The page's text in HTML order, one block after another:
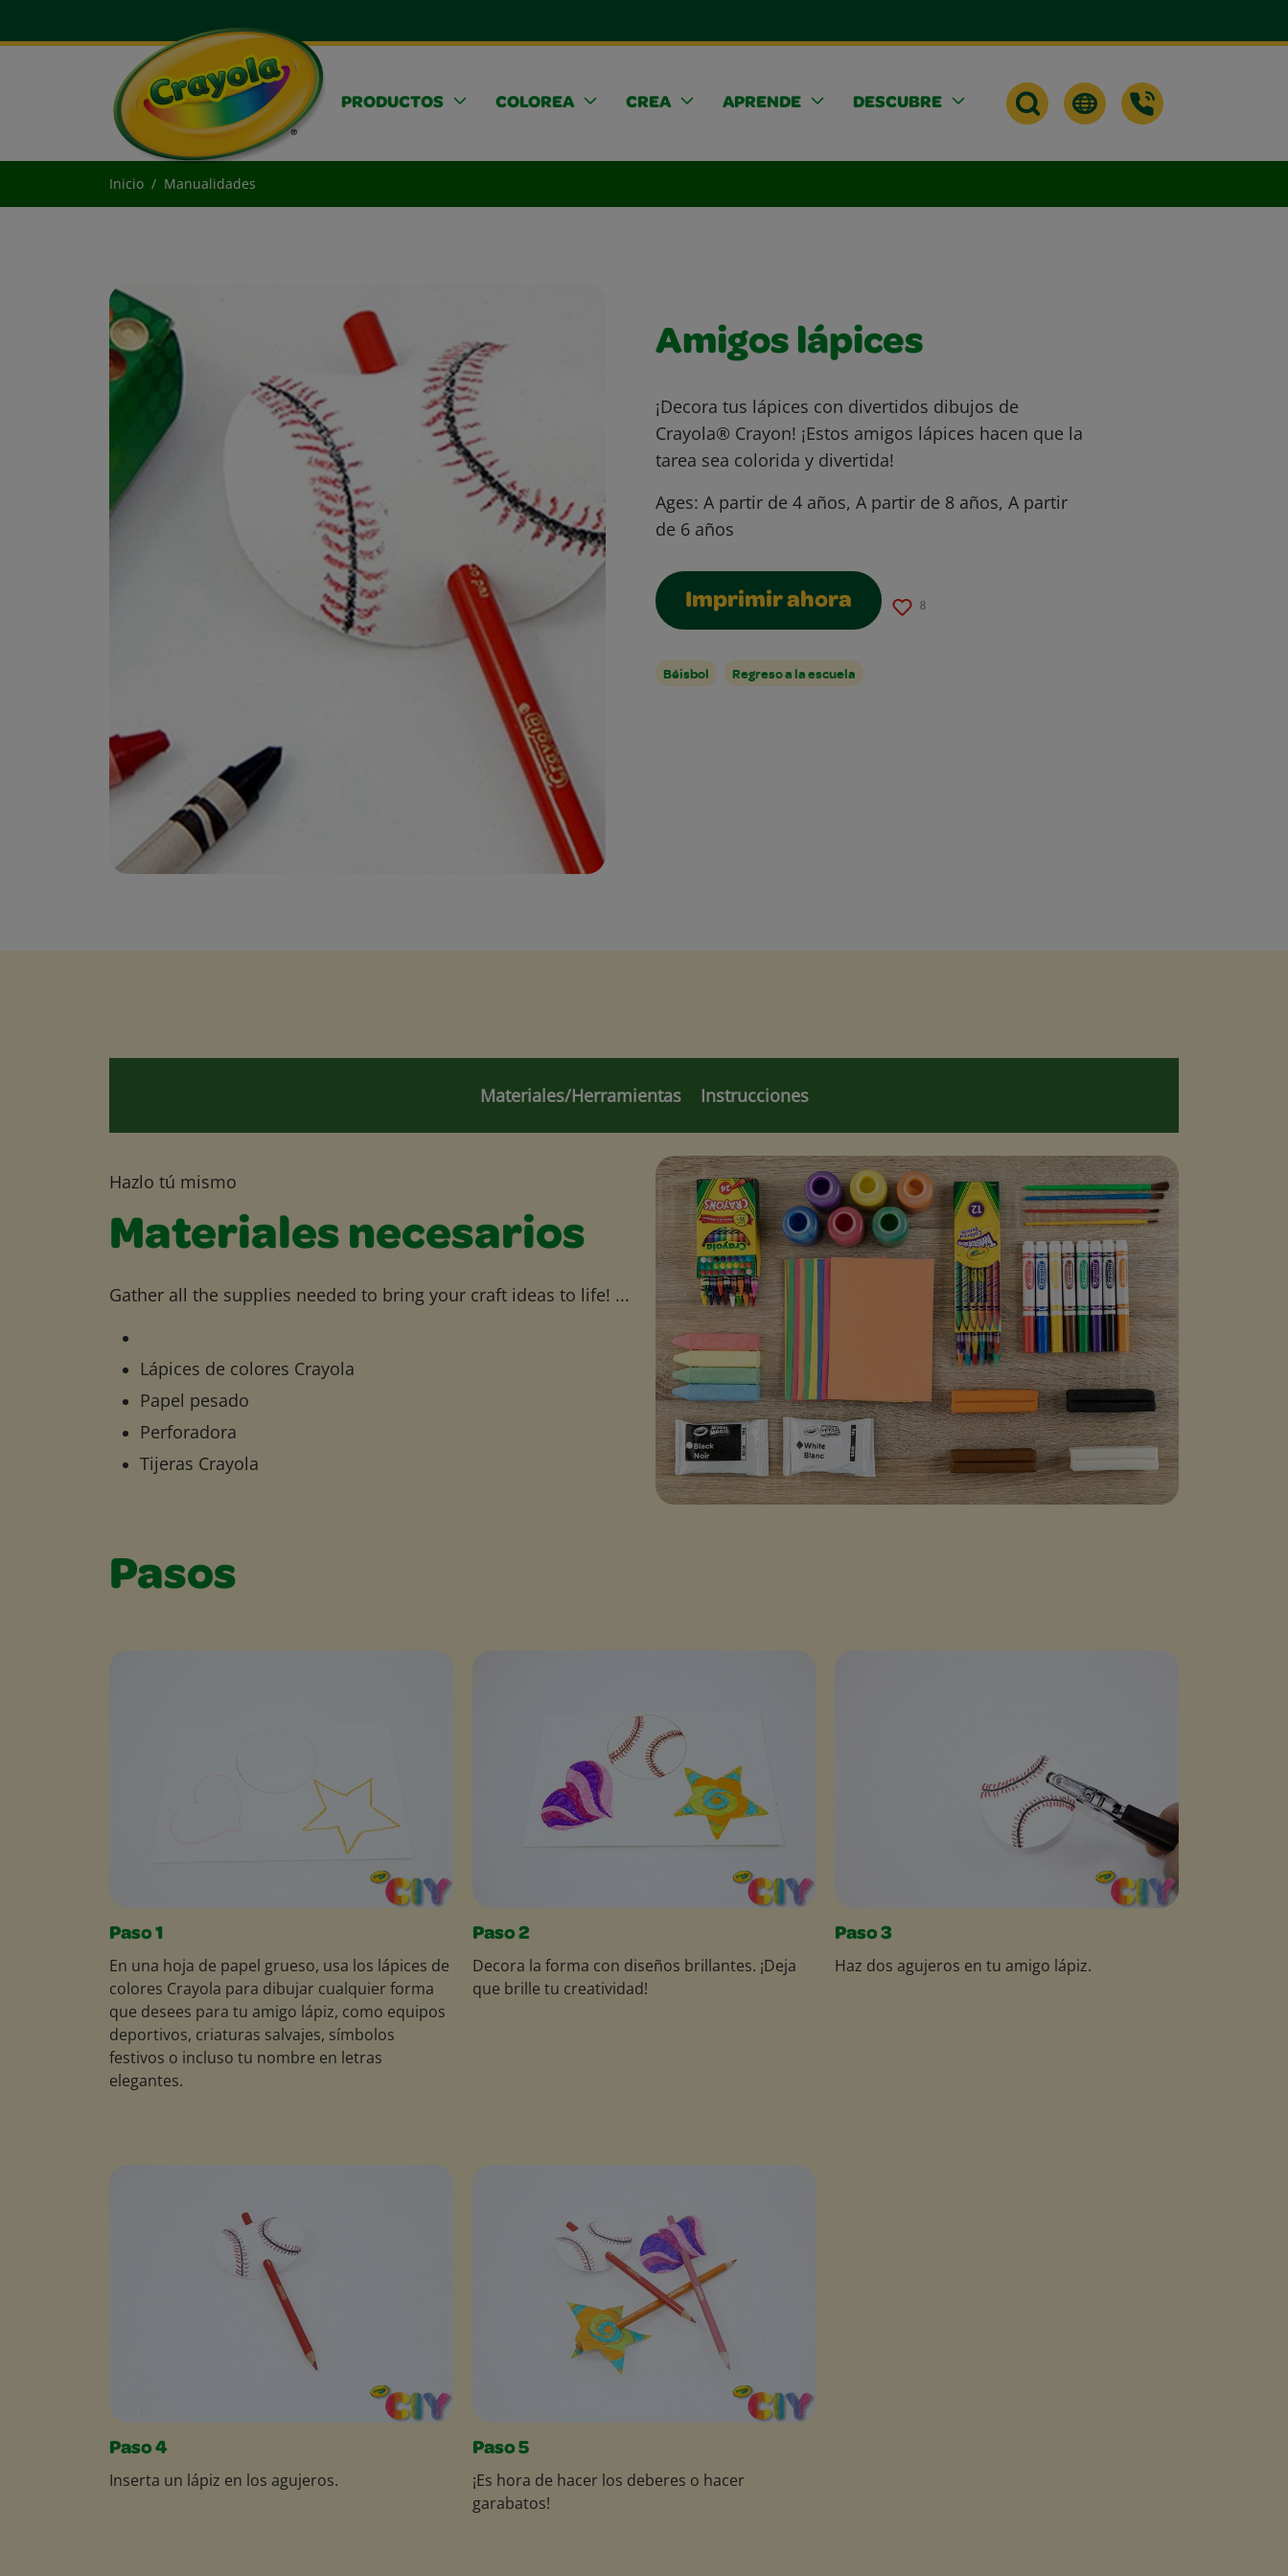
PRODUCTOS COLOREA CREA APRENDE DESCUBRE
Inicio Manualidades
Amigos lápices
¡Decora tus lápices con divertidos dibujos de
Crayola® Crayon! ¡Estos amigos lápices hacen que la
tarea sea colorida y divertida!
Ages: A partir de 4 años, A partir de 8 años, A partir
de 6 años
Imprimir ahora 8
Béisbol Regreso a la escuela
Materiales/Herramientas Instrucciones
Hazlo tú mismo
Materiales necesarios
Gather all the supplies needed to bring your craft ideas to life! ...
Lápices de colores Crayola
Papel pesado
Perforadora
Tijeras Crayola
Pasos
Paso 1
En una hoja de papel grueso, usa los lápices de
colores Crayola para dibujar cualquier forma
que desees para tu amigo lápiz, como equipos
deportivos, criaturas salvajes, símbolos
festivos o incluso tu nombre en letras
elegantes.
Paso 2
Decora la forma con diseños brillantes. ¡Deja
que brille tu creatividad!
Paso 3
Haz dos agujeros en tu amigo lápiz.
Paso 4
Inserta un lápiz en los agujeros.
Paso 5
¡Es hora de hacer los deberes o hacer
garabatos!